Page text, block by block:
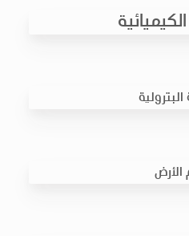
الأرض